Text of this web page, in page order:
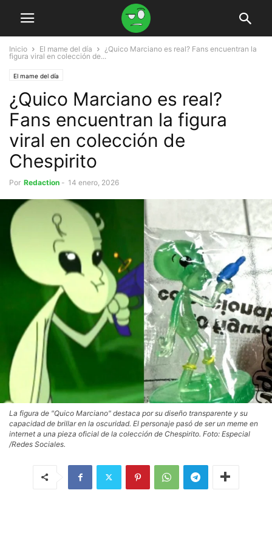
Inicio El mame del día
¿Quico Marciano es real? Fans encuentran la
figura viral en colección de...
El mame del día
¿Quico Marciano es real?
Fans encuentran la figura
viral en colección de
Chespirito
Por Redaction - 14 enero, 2026
La figura de "Quico Marciano" destaca por su diseño transparente y su
capacidad de brillar en la oscuridad. El personaje pasó de ser un meme en
internet a una pieza oficial de la colección de Chespirito. Foto: Especial
/Redes Sociales.